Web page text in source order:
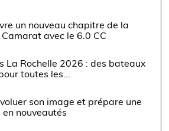
un nouveau chapitre de la
avec le 6.0 CC
La Rochelle 2026 : des bateaux
toutes les...
son image et prépare une
nouveautés